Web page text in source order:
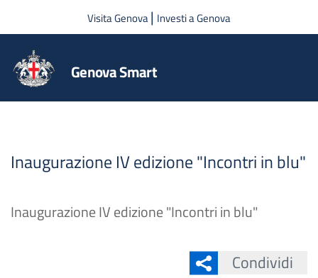
Salta al contenuto principale
Visita Genova| Investi a Genova
Genova Smart
Inaugurazione IV edizione "Incontri in blu"
Inaugurazione IV edizione "Incontri in blu"
Condividi